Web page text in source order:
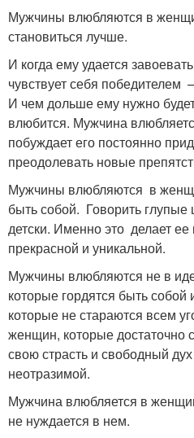
Мужчины влюбляются в
становиться лучше.
И когда ему удается
чувствует себя
И чем дольше ему нужно
влюбится. Мужчина
побуждает его постоянно
преодолевать новые
Мужчины влюбляются в
быть собой. Говорить глупые
детски. Именно это делает
прекрасной и уникальной.
Мужчины влюбляются не в
которые гордятся быть
которые не стараются всем
женщин, которые достаточно
свою страсть и свободный
неотразимой.
Мужчина влюбляется в
не нуждается в нем.